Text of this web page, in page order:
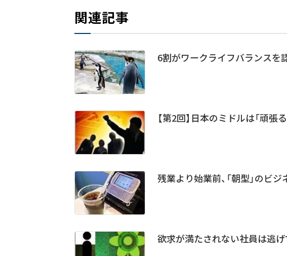
関連記事
6割がワークライフバランス
【第2回】日本のミドルは「頑張る
残業より始業前、「朝型」の
欲求が満たされない社員は逃げ